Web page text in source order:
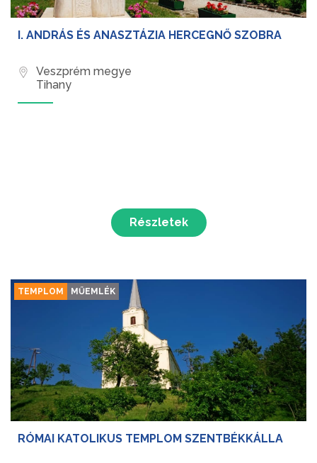
I. ANDRÁS ÉS ANASZTÁZIA HERCEGNŐ SZOBRA
Veszprém megye
Tihany
Részletek
TEMPLOM MŰEMLÉK
RÓMAI KATOLIKUS TEMPLOM SZENTBÉKKÁLLA